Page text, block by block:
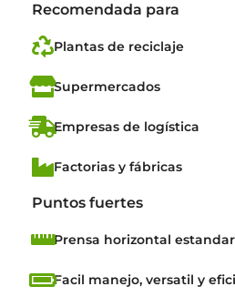
Recomendada para
Plantas de reciclaje
Supermercados
Empresas de logística
Factorias y fábricas
Puntos fuertes
Prensa horizontal estandar
Facil manejo, versatil y